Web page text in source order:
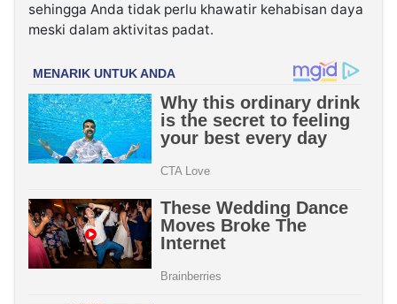
sehingga Anda tidak perlu khawatir kehabisan daya
meski dalam aktivitas padat.